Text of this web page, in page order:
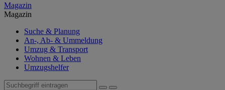
Magazin
Magazin
Suche & Planung
An-, Ab- & Ummeldung
Umzug & Transport
Wohnen & Leben
Umzugshelfer